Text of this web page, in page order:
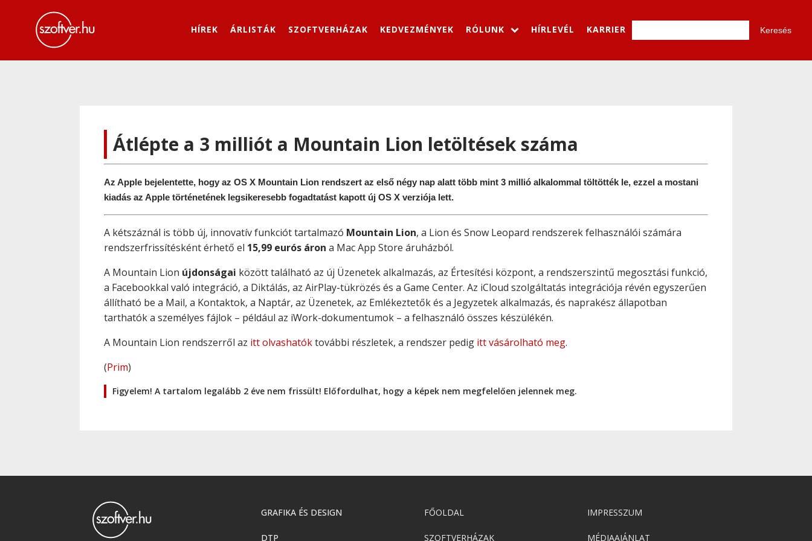
HÍREK ÁRLISTÁK SZOFTVERHÁZAK KEDVEZMÉNYEK RÓLUNK HÍRLEVÉL KARRIER
Átlépte a 3 milliót a Mountain Lion letöltések száma
Az Apple bejelentette, hogy az OS X Mountain Lion rendszert az első négy nap alatt több mint 3 millió alkalommal töltötték le, ezzel a mostani
kiadás az Apple történetének legsikeresebb fogadtatást kapott új OS X verziója lett.
A kétszáznál is több új, innovatív funkciót tartalmazó Mountain Lion, a Lion és Snow Leopard rendszerek felhasználói számára
rendszerfrissítésként érhető el 15,99 eurós áron a Mac App Store áruházból.
A Mountain Lion újdonságai között található az új Üzenetek alkalmazás, az Értesítési központ, a rendszerszintű megosztási funkció,
a Facebookkal való integráció, a Diktálás, az AirPlay-tükrözés és a Game Center. Az iCloud szolgáltatás integrációja révén egyszerűen
állítható be a Mail, a Kontaktok, a Naptár, az Üzenetek, az Emlékeztetők és a Jegyzetek alkalmazás, és naprakész állapotban
tarthatók a személyes fájlok – például az iWork-dokumentumok – a felhasználó összes készülékén.
A Mountain Lion rendszerről az itt olvashatóktovábbi részletek, a rendszer pedig itt vásárolható meg.
(Prim)
Figyelem! A tartalom legalább 2 éve nem frissült! Előfordulhat, hogy a képek nem megfelelően jelennek meg.
GRAFIKA ÉS DESIGN
DTP
FŐOLDAL
SZOFTVERHÁZAK
IMPRESSZUM
MÉDIAAJÁNLAT